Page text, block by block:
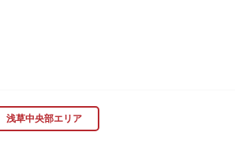
浅草中央部エリア